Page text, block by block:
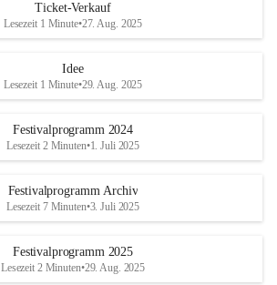
Ticket-Verkauf
Lesezeit 1 Minute•27. Aug. 2025
Idee
Lesezeit 1 Minute•29. Aug. 2025
Festivalprogramm 2024
Lesezeit 2 Minuten•1. Juli 2025
Festivalprogramm Archiv
Lesezeit 7 Minuten•3. Juli 2025
Festivalprogramm 2025
Lesezeit 2 Minuten•29. Aug. 2025